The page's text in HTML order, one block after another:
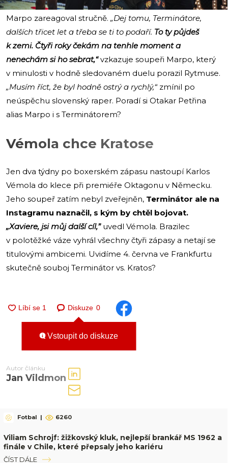
Marpo zareagoval stručně. „Dej tomu, Terminátore,
dalších třicet let a třeba se ti to podaří. To ty půjdeš
k zemi. Čtyři roky čekám na tenhle moment a
nenechám si ho sebrat,“vzkazuje soupeři Marpo, který
v minulosti v hodně sledovaném duelu porazil Rytmuse.
„Musím říct, že byl hodně ostrý a rychlý,“zmínil po
neúspěchu slovenský raper. Poradí si Otakar Petřina
alias Marpo i s Terminátorem?
Vémola chce Kratose
Jen dva týdny po boxerském zápasu nastoupí Karlos
Vémola do klece při premiéře Oktagonu v Německu.
Jeho soupeř zatím nebyl zveřejněn, Terminátor ale na
Instagramu naznačil, s kým by chtěl bojovat.
„Xaviere, jsi můj další cíl,”uvedl Vémola. Brazilec
v polotěžké váze vyhrál všechny čtyři zápasy a netají se
titulovými ambicemi. Uvidíme 4. června ve Frankfurtu
skutečně souboj Terminátor vs. Kratos?
Diskuze 0
Vstoupit do diskuze
Autor článku
Jan Vildmon
Fotbal | 6260
Viliam Schrojf: žižkovský kluk, nejlepší brankář MS 1962 a
finále v Chile, které přepsaly jeho kariéru
ČÍST DÁLE